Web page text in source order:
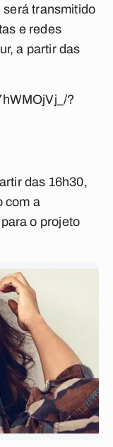
será transmitido
e redes
a partir das
?
das 16h30,
com a
o projeto